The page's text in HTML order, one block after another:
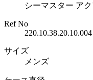
シーマスター ア
Ref No
220.10.38.20.10.004
サイズ
メンズ